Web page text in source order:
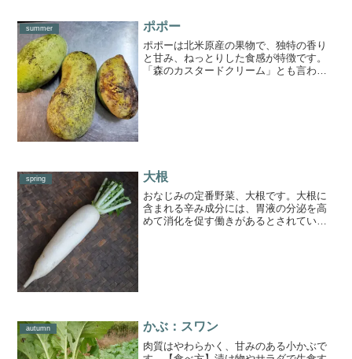
summer ポポー
ポポーは北米原産の果物で、独特の香り
と甘み、ねっとりした食感が特徴です。
「森のカスタードクリーム」とも言われ
spring 大根
おなじみの定番野菜、大根です。大根に
含まれる辛み成分には、胃液の分泌を高
めて消化を促す働きがあるとされている
autumn かぶ：スワン
肉質はやわらかく、甘みのある小かぶで